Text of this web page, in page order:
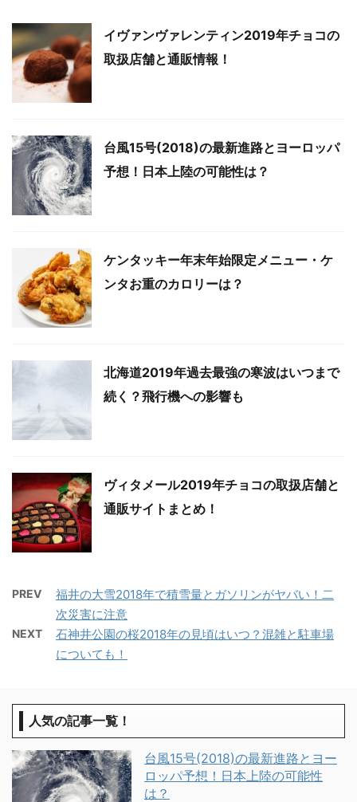
イヴァンヴァレンティン2019年チョコの
取扱店舗と通販情報！
台風15号(2018)の最新進路とヨーロッパ
予想！日本上陸の可能性は？
ケンタッキー年末年始限定メニュー・ケ
ンタお重のカロリーは？
北海道2019年過去最強の寒波はいつまで
続く？飛行機への影響も
ヴィタメール2019年チョコの取扱店舗と
通販サイトまとめ！
PREV
福井の大雪2018年で積雪量とガソリンがヤバい！二
次災害に注意
NEXT
石神井公園の桜2018年の見頃はいつ？混雑と駐車場
についても！
人気の記事一覧！
台風15号(2018)の最新進路とヨー
ロッパ予想！日本上陸の可能性
は？